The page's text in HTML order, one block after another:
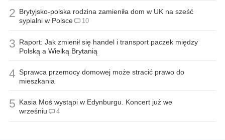
2 Brytyjsko-polska rodzina zamieniła dom w UK na sześć
sypialni w Polsce
10
3 Raport: Jak zmienił się handel i transport paczek między
Polską a Wielką Brytanią
4 Sprawca przemocy domowej może stracić prawo do
mieszkania
5 Kasia Moś wystąpi w Edynburgu. Koncert już we
wrześniu
4